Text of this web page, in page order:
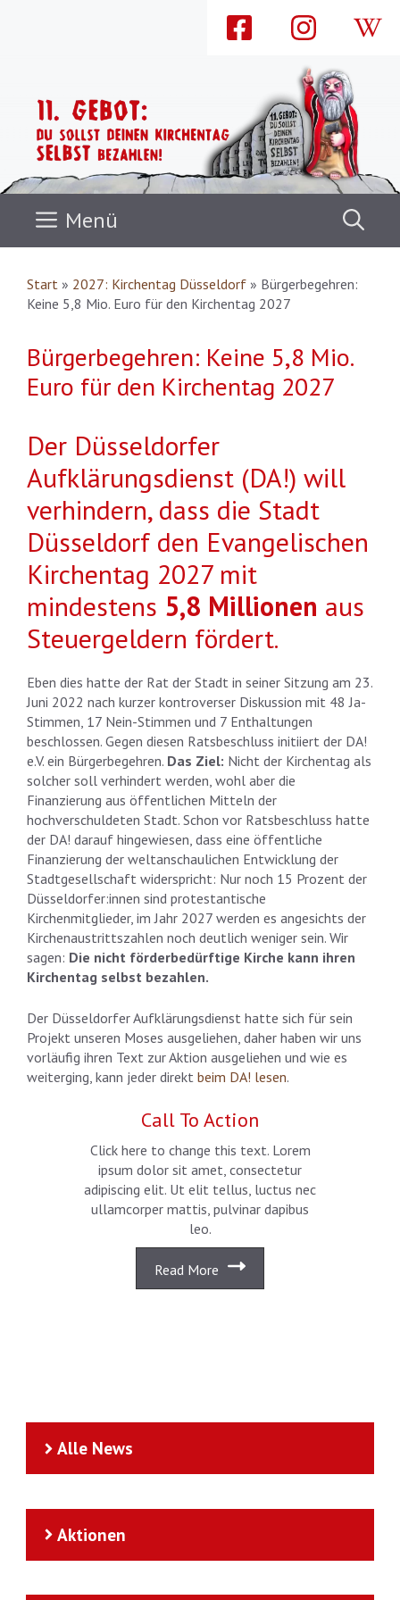
Menü
Start » 2027: Kirchentag Düsseldorf » Bürgerbegehren:
Keine 5,8 Mio. Euro für den Kirchentag 2027
Bürgerbegehren: Keine 5,8 Mio.
Euro für den Kirchentag 2027
Der Düsseldorfer
Aufklärungsdienst (DA!) will
verhindern, dass die Stadt
Düsseldorf den Evangelischen
Kirchentag 2027 mit
mindestens 5,8 Millionen aus
Steuergeldern fördert.
Eben dies hatte der Rat der Stadt in seiner Sitzung am 23.
Juni 2022 nach kurzer kontroverser Diskussion mit 48 Ja-
Stimmen, 17 Nein-Stimmen und 7 Enthaltungen
beschlossen. Gegen diesen Ratsbeschluss initiiert der DA!
e.V. ein Bürgerbegehren. Das Ziel: Nicht der Kirchentag als
solcher soll verhindert werden, wohl aber die
Finanzierung aus öffentlichen Mitteln der
hochverschuldeten Stadt. Schon vor Ratsbeschluss hatte
der DA! darauf hingewiesen, dass eine öffentliche
Finanzierung der weltanschaulichen Entwicklung der
Stadtgesellschaft widerspricht: Nur noch 15 Prozent der
Düsseldorfer:innen sind protestantische
Kirchenmitglieder, im Jahr 2027 werden es angesichts der
Kirchenaustrittszahlen noch deutlich weniger sein. Wir
sagen: Die nicht förderbedürftige Kirche kann ihren
Kirchentag selbst bezahlen.
Der Düsseldorfer Aufklärungsdienst hatte sich für sein
Projekt unseren Moses ausgeliehen, daher haben wir uns
vorläufig ihren Text zur Aktion ausgeliehen und wie es
weiterging, kann jeder direkt beim DA! lesen.
Call To Action
Click here to change this text. Lorem
ipsum dolor sit amet, consectetur
adipiscing elit. Ut elit tellus, luctus nec
ullamcorper mattis, pulvinar dapibus
leo.
Read More
Alle News
Aktionen